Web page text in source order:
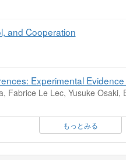
and Cooperation
Experimental
Fabrice Le Lec, Yusuke Osaki,
もっとみる